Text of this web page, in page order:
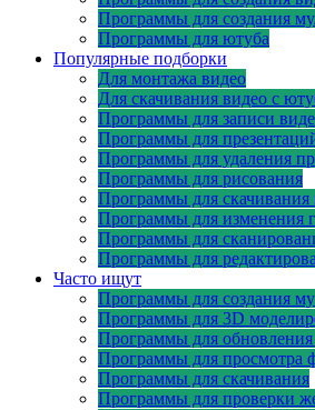
Программы для создания
Программы для ютуба
Популярные подборки
Для монтажа видео
Для скачивания видео с
Программы для записи
Программы для
Программы для удаления
Программы для рисования
Программы для
Программы для изменения
Программы для
Программы для
Часто ищут
Программы для создания
Программы для 3D
Программы для обновления
Программы для просмотра
Программы для скачивания
Программы для проверки